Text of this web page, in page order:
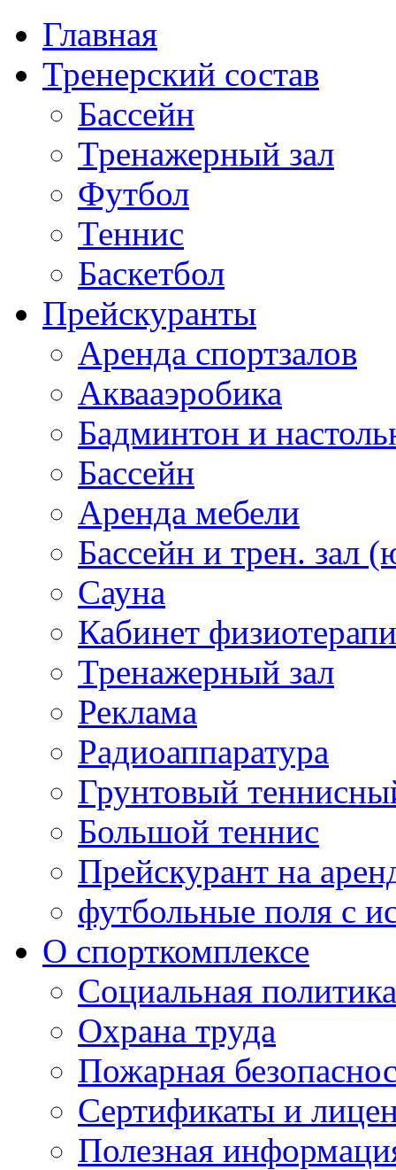
Главная
Тренерский состав
Бассейн
Тренажерный зал
Футбол
Теннис
Баскетбол
Прейскуранты
Аренда спортзалов
Аквааэробика
Бадминтон и
Бассейн
Аренда мебели
Бассейн и трен. зал
Сауна
Кабинет
Тренажерный зал
Реклама
Радиоаппаратура
Грунтовый
Большой теннис
Прейскурант на
футбольные поля с
О спорткомплексе
Социальная политика
Охрана труда
Пожарная
Сертификаты и
Полезная